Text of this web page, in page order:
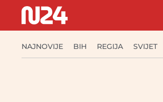
NAJNOVIJE BIH REGIJA SVIJET